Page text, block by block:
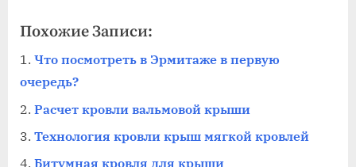
Похожие Записи:
Что посмотреть в Эрмитаже в первую
очередь?
Расчет кровли вальмовой крыши
Технология кровли крыш мягкой кровлей
Битумная кровля для крыши